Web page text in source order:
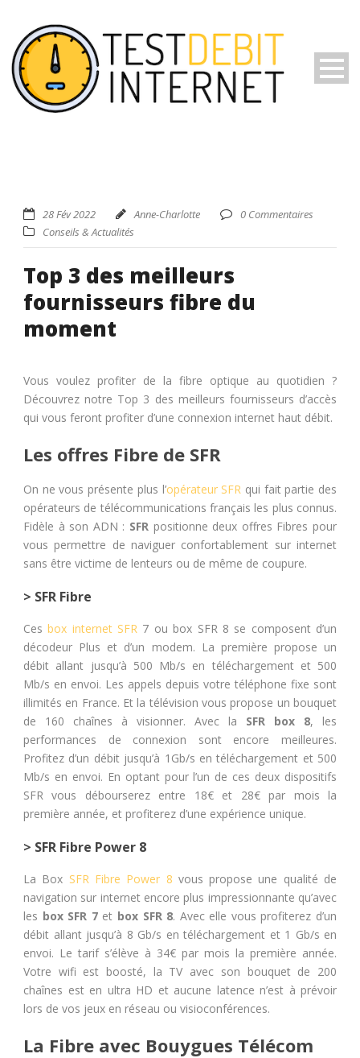
28 Fév 2022 Anne-Charlotte
0 Commentaires
Conseils & Actualités
Top 3 des meilleurs
fournisseurs fibre du
moment
Vous voulez profiter de la fibre optique au quotidien ?
Découvrez notre Top 3 des meilleurs fournisseurs d’accès
qui vous feront profiter d’une connexion internet haut débit.
Les offres Fibre de SFR
On ne vous présente plus l’opérateur SFR qui fait partie des
opérateurs de télécommunications français les plus connus.
Fidèle à son ADN : SFR positionne deux offres Fibres pour
vous permettre de naviguer confortablement sur internet
sans être victime de lenteurs ou de même de coupure.
> SFR Fibre
Cesbox internet SFR 7 ou box SFR 8 se composent d’un
décodeur Plus et d’un modem. La première propose un
débit allant jusqu’à 500 Mb/s en téléchargement et 500
Mb/s en envoi. Les appels depuis votre téléphone fixe sont
illimités en France. Et la télévision vous propose un bouquet
de 160 chaînes à visionner. Avec la SFR box 8, les
performances de connexion sont encore meilleures.
Profitez d’un débit jusqu’à 1Gb/s en téléchargement et 500
Mb/s en envoi. En optant pour l’un de ces deux dispositifs
SFR vous débourserez entre 18€ et 28€ par mois la
première année, et profiterez d’une expérience unique.
> SFR Fibre Power 8
La Box SFR Fibre Power 8 vous propose une qualité de
navigation sur internet encore plus impressionnante qu’avec
les box SFR 7et box SFR 8. Avec elle vous profiterez d’un
débit allant jusqu’à 8 Gb/s en téléchargement et 1 Gb/s en
envoi. Le tarif s’élève à 34€ par mois la première année.
Votre wifi est boosté, la TV avec son bouquet de 200
chaînes est en ultra HD et aucune latence n’est à prévoir
lors de vos jeux en réseau ou visioconférences.
La Fibre avec Bouygues Télécom